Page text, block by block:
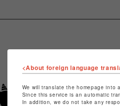
<About foreign language
We will translate the homepage into
Since this service is an automatic
In addition, we do not take any